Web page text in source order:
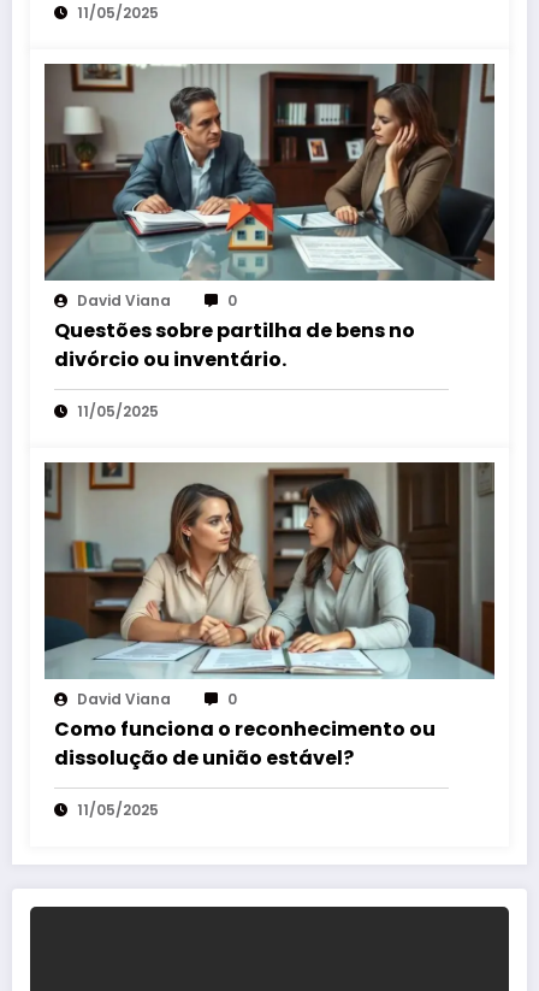
11/05/2025
David Viana 0
Questões sobre partilha de bens no
divórcio ou inventário.
11/05/2025
David Viana 0
Como funciona o reconhecimento ou
dissolução de união estável?
11/05/2025